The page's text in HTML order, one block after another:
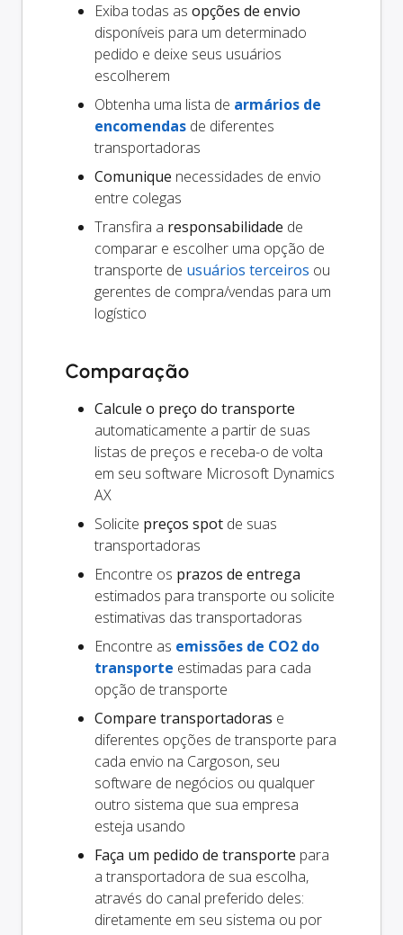
Exiba todas as opções de envio
disponíveis para um determinado
pedido e deixe seus usuários
escolherem
Obtenha uma lista de armários de
encomendas de diferentes
transportadoras
Comunique necessidades de envio
entre colegas
Transfira a responsabilidade de
comparar e escolher uma opção de
transporte de usuários terceiros ou
gerentes de compra/vendas para um
logístico
Comparação
Calcule o preço do transporte
automaticamente a partir de suas
listas de preços e receba-o de volta
em seu software Microsoft Dynamics
AX
Solicite preços spot de suas
transportadoras
Encontre os prazos de entrega
estimados para transporte ou solicite
estimativas das transportadoras
Encontre as emissões de CO2 do
transporte estimadas para cada
opção de transporte
Compare transportadoras e
diferentes opções de transporte para
cada envio na Cargoson, seu
software de negócios ou qualquer
outro sistema que sua empresa
esteja usando
Faça um pedido de transporte para
a transportadora de sua escolha,
através do canal preferido deles:
diretamente em seu sistema ou por